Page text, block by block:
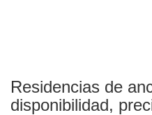
Residencias de
disponibilidad,